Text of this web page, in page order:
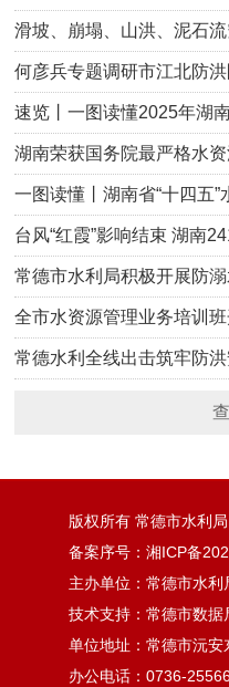
滑坡、崩塌、山洪、泥石
何彦兵专题调研市江北防
速览丨一图读懂2025年湖
湖南荣获国务院最严格水
一图读懂丨湖南省“十四五
台风“红霞”影响结束 湖南
常德市水利局积极开展防
全市水资源管理业务培训
常德水利全线出击筑牢防
版权所有 常德市水利局
备案序号：湘ICP备
主办单位：常德市水利
技术支持：常德市数据
单位地址：常德市沅安
办公电话：0736-